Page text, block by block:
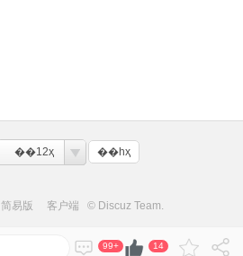
��12ҳ ��һҳ
14
99+
简易版 客户端 © Discuz Team.